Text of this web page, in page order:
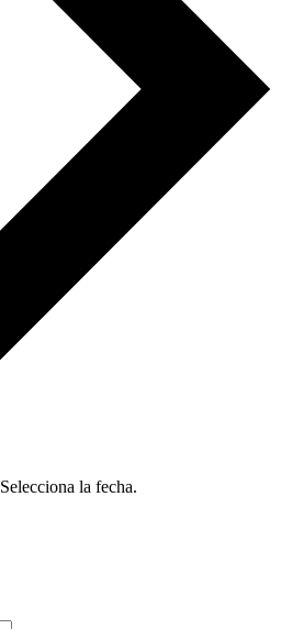
Selecciona la fecha.